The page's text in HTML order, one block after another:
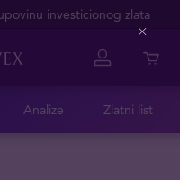
investicionog zlata
Analize Zlatni list
Close